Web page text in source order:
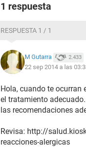
1 respuesta
RESPUESTA 1 / 1
M Gutarra 2.433
22 sep 2014 a las
Hola, cuando te ocurran
el tratamiento
las recomendaciones
Revisa: http://
reacciones-alergicas